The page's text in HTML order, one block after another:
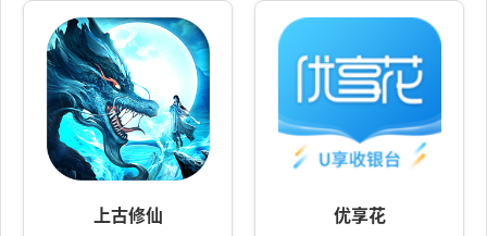
上古修仙 优享花